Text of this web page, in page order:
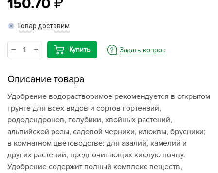
150.70
Товар доставим
Купить Задать вопрос
Описание товара
Удобрение водорастворимое рекомендуется в открытом
грунте для всех видов и сортов гортензий,
рододендронов, голубики, хвойных растений,
альпийской розы, садовой черники, клюквы, брусники;
в комнатном цветоводстве: для азалий, камелий и
других растений, предпочитающих кислую почву.
Удобрение содержит полный комплекс веществ,